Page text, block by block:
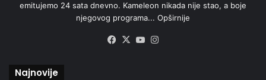
emitujemo 24 sata dnevno. Kameleon nikada nije stao, a boje
njegovog programa... Opširnije
Facebook
X YouTube
Najnovije